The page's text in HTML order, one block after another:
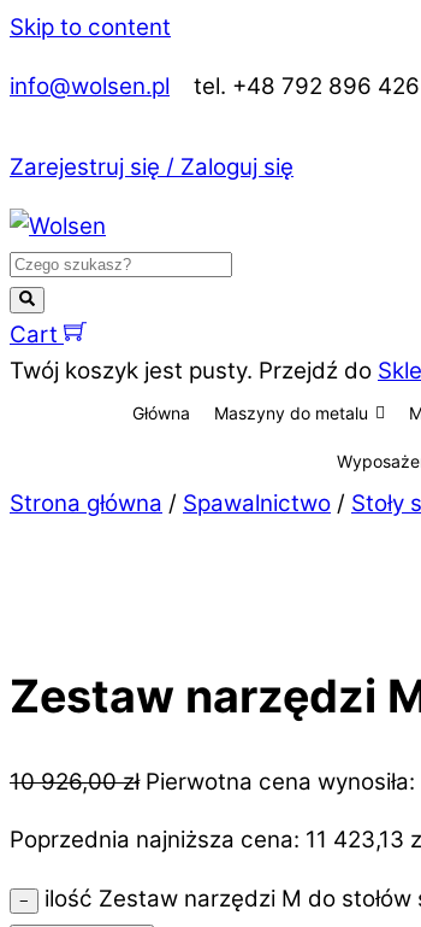
Skip to content
info@wolsen.pl tel. +48 792 896 426
Zarejestruj się / Zaloguj się
Cart
Twój koszyk jest pusty. Przejdź do
Główna Maszyny do metalu
Strona główna / Spawalnictwo / Stoły
Zestaw narzędzi
10 926,00zł Pierwotna cena wynosiła:
Poprzednia najniższa cena: 11 423,13
− ilość Zestaw narzędzi M do stołów